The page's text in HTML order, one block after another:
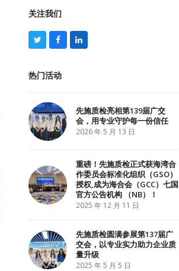
关注我们
T
w
t
t
F
a
b
L
i
热门活动
先施质检亮相第139届广交
会，用专业守护每一份信任
2026 年 5 月 13 日
重磅！先施质检正式获海湾合
作委员会标准化组织（GSO）
授权,成为海合会（GCC）七国
官方公告机构 （NB）！
2025 年 12 月 11 日
先施质检圆满参展第137届广
交会，以专业实力助力企业质
量升级
2025 年 5 月 5 日